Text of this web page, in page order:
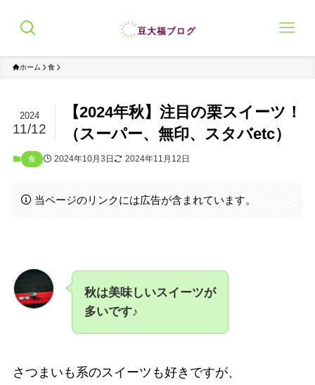
ホーム 食
【2024年秋】注目の栗スイーツ！
（スーパー、無印、スタバetc）
2024
11/12
食 2024年10月3日 2024年11月12日
当ページのリンクには広告が含まれています。
秋は美味しいスイーツが
多いです♪
さつまいも系のスイーツも好きですが、